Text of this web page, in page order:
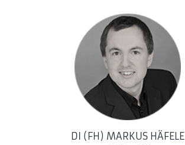
DI (FH) MARKUS HÄFELE